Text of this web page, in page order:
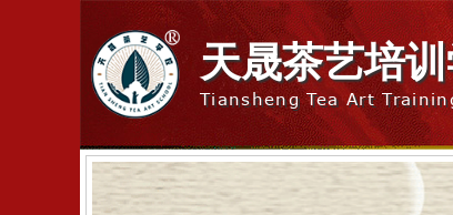
天晟茶艺培
Tiansheng Tea Art